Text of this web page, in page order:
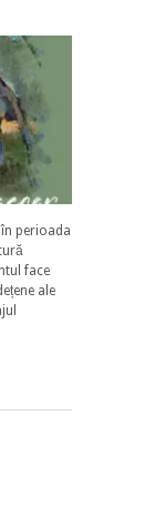
în perioada
face
ale